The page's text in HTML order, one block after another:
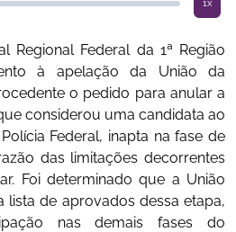
1x
Regional Federal da 1ª Região
à apelação da União da
o pedido para anular a
considerou uma candidata ao
Federal, inapta na fase de
das limitações decorrentes
Foi determinado que a União
lista de aprovados dessa etapa,
nas demais fases do